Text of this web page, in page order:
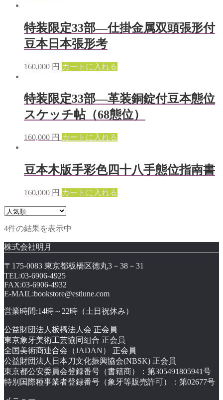
特装限定33部—仕掛金属双頭張形付
豆本日本張形考
160,000 円 カートに入れる
特装限定33部—革装銅錠付豆本態位
スケッチ帖（68態位）
160,000 円 カートに入れる
豆本木版手彩色四十八手態位指南書
160,000 円 カートに入れる
4件の結果を表示中
株式会社明月
〒175-0083 東京都板橋区徳丸3－38－31
TEL:03-6906-4925
FAX:03-6906-4932
E-MAIL:bookstore@estlune.com
営業時間:14時～22時（土日祝休み）
公益財団法人板橋法人会 正会員
東京象牙美術工芸協同組合 正会員
全国美術商連合会（JADAN） 正会員
公益財団法人日本刀文化振興協会(NBSK) 正会員
東京都公安委員会登録番号（書籍商）：第305491805941号
特别国際種事業者登録番号（象牙等販売許可）：第02677号